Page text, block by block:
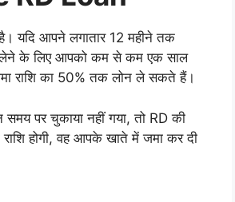
है। यदि आपने लगातार 12 महीने तक
लेने के लिए आपको कम से कम एक साल
राशि का 50% तक लोन ले सकते हैं।
पर चुकाया नहीं गया, तो RD की
राशि होगी, वह आपके खाते में जमा कर दी